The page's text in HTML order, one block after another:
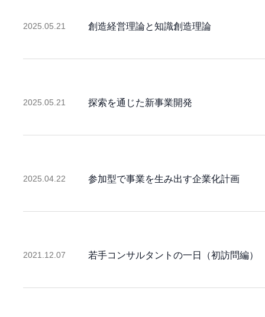
2025.05.21 創造経営理論と知識創造理論
2025.05.21 探索を通じた新事業開発
2025.04.22 参加型で事業を生み出す企業化計画
2021.12.07 若手コンサルタントの一日（初訪問編）